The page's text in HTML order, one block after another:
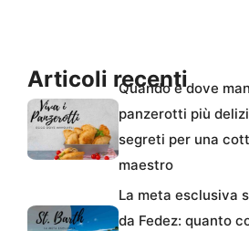
Articoli recenti
Quando e dove
panzerotti più
segreti per una
maestro
La meta esclusiva
da Fedez: quanto